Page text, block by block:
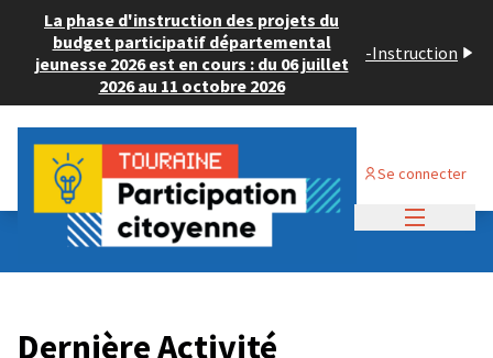
La phase d'instruction des projets du
budget participatif départemental
jeunesse 2026 est en cours : du 06 juillet
2026 au 11 octobre 2026
-Instruction
Se connecter
Dernières activités
Dernière Activité